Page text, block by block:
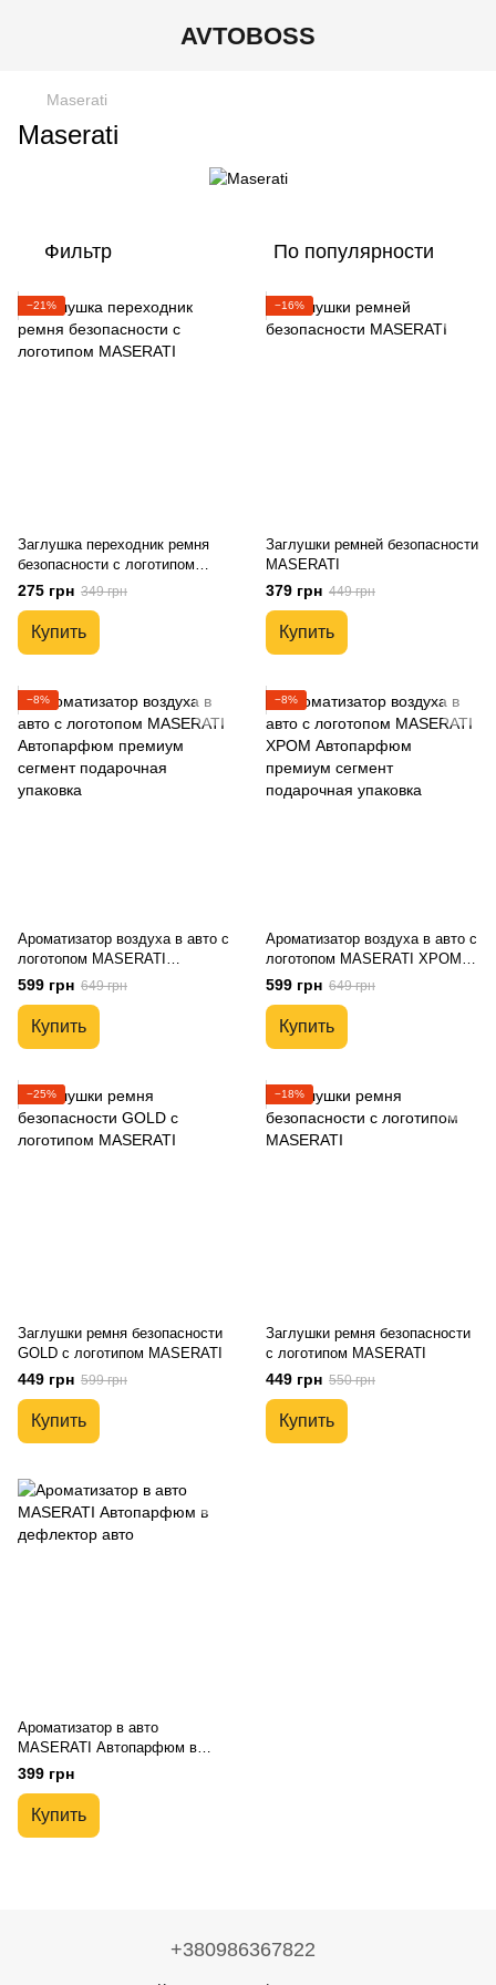
AVTOBOSS
Maserati
Maserati
Фильтр По популярности
−21%
Заглушка переходник ремня
безопасности с логотипом
MASERATI
275 грн 349 грн
Купить
−16%
Заглушки ремней безопасности
MASERATI
379 грн 449 грн
Купить
−8%
Ароматизатор воздуха в авто с
логотопом MASERATI
Автопарфюм премиум сегмент
подарочная упаковка
599 грн 649 грн
Купить
−8%
Ароматизатор воздуха в авто с
логотопом MASERATI ХРОМ
Автопарфюм премиум сегмент
подарочная упаковка
599 грн 649 грн
Купить
−25%
Заглушки ремня безопасности
GOLD с логотипом MASERATI
449 грн 599 грн
Купить
−18%
Заглушки ремня безопасности
с логотипом MASERATI
449 грн 550 грн
Купить
Ароматизатор в авто
MASERATI Автопарфюм в
дефлектор авто
399 грн
Купить
+380986367822